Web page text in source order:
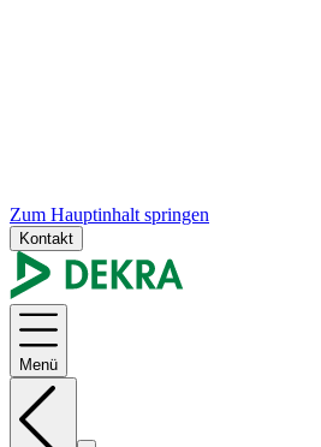
Zum Hauptinhalt springen
Kontakt
Menü